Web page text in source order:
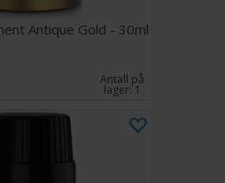
Antique Gold - 30ml
Antall på
lager:1